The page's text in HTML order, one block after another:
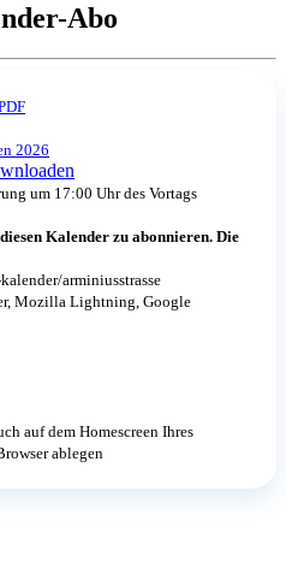
Abo
2026
um 17:00 Uhr des Vortags
Kalender zu abonnieren. Die
arminiusstrasse
Mozilla Lightning, Google
auf dem Homescreen Ihres
ablegen